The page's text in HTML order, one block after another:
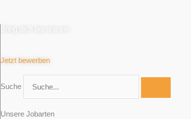
Bring dich bei uns ein
Jetzt bewerben
Suche
Unsere Jobarten